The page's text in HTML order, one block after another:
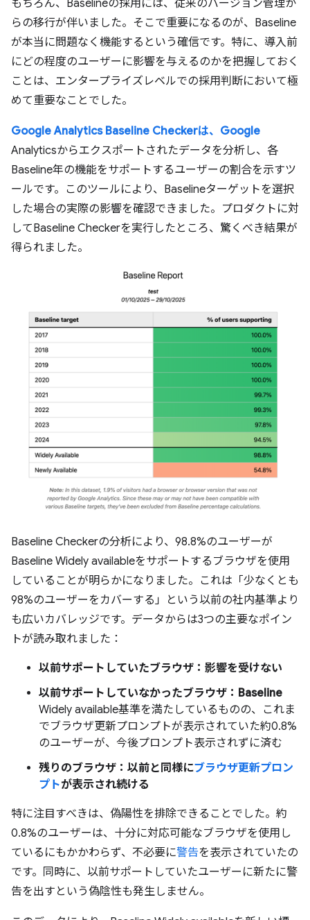
もちろん、Baselineの採用には、従来のバージョン管理か
らの移行が伴いました。そこで重要になるのが、Baseline
が本当に問題なく機能するという確信です。特に、導入前
にどの程度のユーザーに影響を与えるのかを把握しておく
ことは、エンタープライズレベルでの採用判断において極
めて重要なことでした。
Google Analytics Baseline Checkerは、Google
Analyticsからエクスポートされたデータを分析し、各
Baseline年の機能をサポートするユーザーの割合を示すツ
ールです。このツールにより、Baselineターゲットを選択
した場合の実際の影響を確認できました。プロダクトに対
してBaseline Checkerを実行したところ、驚くべき結果が
得られました。
Baseline Checkerの分析により、98.8%のユーザーが
Baseline Widely availableをサポートするブラウザを使用
していることが明らかになりました。これは「少なくとも
98%のユーザーをカバーする」という以前の社内基準より
も広いカバレッジです。データからは3つの主要なポイン
トが読み取れました：
以前サポートしていたブラウザ：影響を受けない
以前サポートしていなかったブラウザ：Baseline
Widely available基準を満たしているものの、これま
でブラウザ更新プロンプトが表示されていた約0.8%
のユーザーが、今後プロンプト表示されずに済む
残りのブラウザ：以前と同様にブラウザ更新プロン
プトが表示され続ける
特に注目すべきは、偽陽性を排除できることでした。約
0.8%のユーザーは、十分に対応可能なブラウザを使用し
ているにもかかわらず、不必要に警告を表示されていたの
です。同時に、以前サポートしていたユーザーに新たに警
告を出すという偽陰性も発生しません。